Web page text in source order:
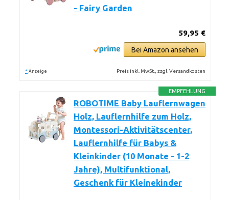
- Fairy Garden
59,95 €
Bei Amazon ansehen
* Anzeige Preis inkl. MwSt., zzgl. Versandkosten
EMPFEHLUNG
ROBOTIME Baby Lauflernwagen
Holz, Lauflernhilfe zum Holz,
Montessori-Aktivitätscenter,
Lauflernhilfe für Babys &
Kleinkinder (10 Monate - 1-2
Jahre), Multifunktional,
Geschenk für Kleinekinder